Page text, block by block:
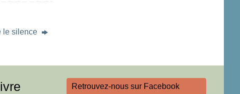
le silence
Retrouvez-nous sur Facebook